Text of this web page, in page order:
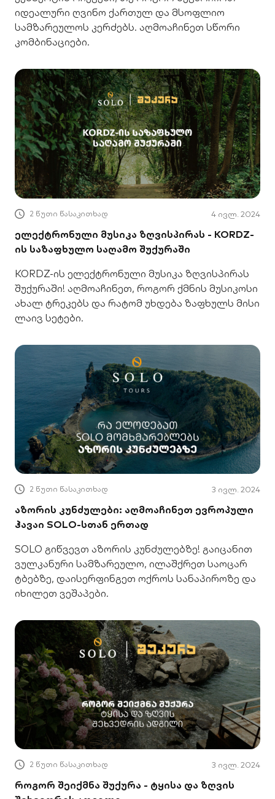
იდეალური ღვინო ქართულ და მსოფლიო
სამზარეულოს კერძებს. აღმოაჩინეთ სწორი
კომბინაციები.
2 წუთი წასაკითხად 4 ივლ. 2024
ელექტრონული მუსიკა ზღვისპირას - KORDZ-
ის საზაფხულო საღამო შუქურაში
KORDZ-ის ელექტრონული მუსიკა ზღვისპირას
შუქურაში! აღმოაჩინეთ, როგორ ქმნის მუსიკოსი
ახალ ტრეკებს და რატომ უხდება ზაფხულს მისი
ლაივ სეტები.
2 წუთი წასაკითხად 3 ივლ. 2024
აზორის კუნძულები: აღმოაჩინეთ ევროპული
ჰავაი SOLO-სთან ერთად
SOLO გიწვევთ აზორის კუნძულებზე! გაიცანით
ვულკანური სამზარეულო, ილაშქრეთ საოცარ
ტბებზე, დაისერფინგეთ ოქროს სანაპიროზე და
იხილეთ ვეშაპები.
2 წუთი წასაკითხად 3 ივლ. 2024
როგორ შეიქმნა შუქურა - ტყისა და ზღვის